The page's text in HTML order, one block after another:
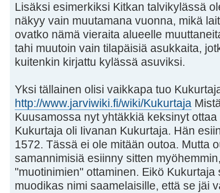
Lisäksi esimerkiksi Kitkan talvikylässä
näkyy vain muutamana vuonna, mikä
ovatko nämä vieraita alueelle
tahi muutoin vain tilapäisiä asukkaita,
kuitenkin kirjattu kylässä asuviksi.
Yksi tällainen olisi vaikkapa tuo
http://www.jarviwiki.fi/wiki/Kukurtaja
Kuusamossa nyt yhtäkkiä keksinyt
Kukurtaja oli Iivanan Kukurtaja. Hän
1572. Tässä ei ole mitään outoa. Mutta
samannimisiä esiinny sitten
"muotinimien" ottaminen. Eikö
muodikas nimi saamelaisille, että se jäi